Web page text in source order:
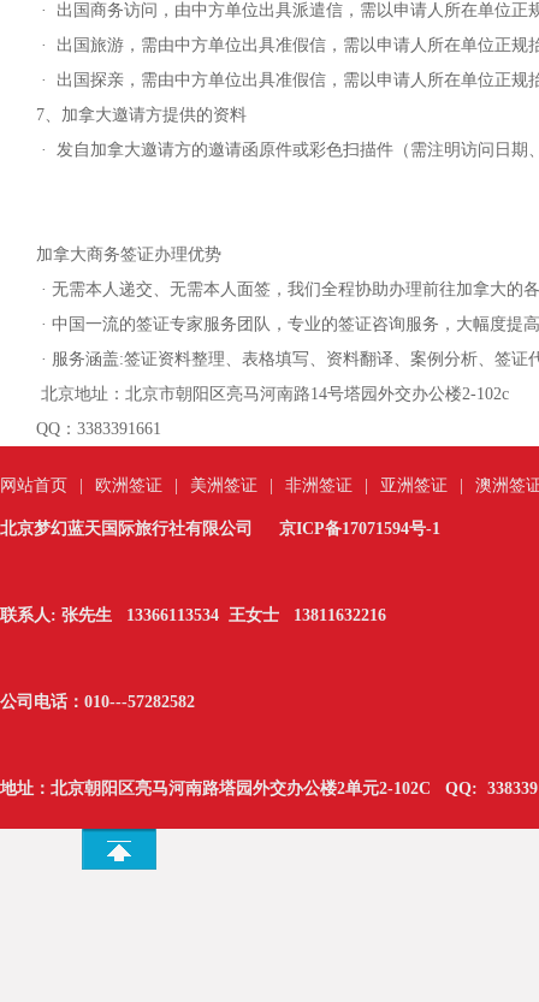
· 出国商务访问，由中方单位出具派遣信，需以申请人所在单位
· 出国旅游，需由中方单位出具准假信，需以申请人所在单位正
· 出国探亲，需由中方单位出具准假信，需以申请人所在单位正
7、加拿大邀请方提供的资料
· 发自加拿大邀请方的邀请函原件或彩色扫描件（需注明访问日期
加拿大商务签证办理优势
· 无需本人递交、无需本人面签，我们全程协助办理前往加拿大的
· 中国一流的签证专家服务团队，专业的签证咨询服务，大幅度提
· 服务涵盖:签证资料整理、表格填写、资料翻译、案例分析、签证
北京地址：北京市朝阳区亮马河南路14号塔园外交办公楼2-102c
QQ：3383391661
网站首页 欧洲签证 美洲签证 非洲签证 亚洲签证 澳洲签
北京梦幻蓝天国际旅行社有限公司 京ICP备17071594号-1
联系人: 张先生 13366113534 王女士 13811632216
公司电话：010---57282582
地址：北京朝阳区亮马河南路塔园外交办公楼2单元2-102C QQ: